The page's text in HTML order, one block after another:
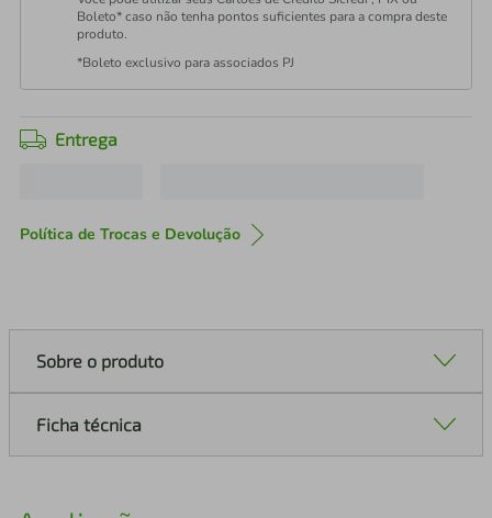
Boleto* caso não tenha pontos suficientes para a compra deste
produto.
*Boleto exclusivo para associados PJ
Entrega
Política de Trocas e Devolução
Sobre o produto
Ficha técnica